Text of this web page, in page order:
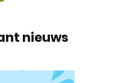
nieuws